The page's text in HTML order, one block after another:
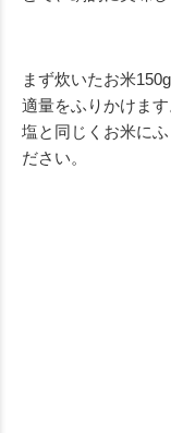
まず炊いたお米
適量をふりかけま
塩と同じくお米に
ださい。